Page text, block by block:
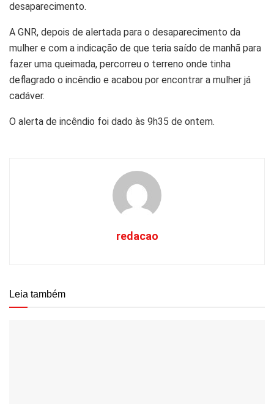
desaparecimento.
A GNR, depois de alertada para o desaparecimento da
mulher e com a indicação de que teria saído de manhã para
fazer uma queimada, percorreu o terreno onde tinha
deflagrado o incêndio e acabou por encontrar a mulher já
cadáver.
O alerta de incêndio foi dado às 9h35 de ontem.
redacao
Leia também